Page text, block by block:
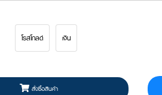
โรสโกลด์ เงิน
สั่งซื้อสินค้า